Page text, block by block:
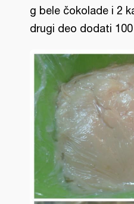
g bele čokolade i 2
drugi deo dodati